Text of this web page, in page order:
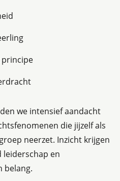
principe
we intensief aandacht
die jijzelf als
neerzet. Inzicht krijgen
leiderschap en
belang.